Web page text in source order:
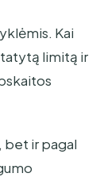
Kai
limitą ir
bet ir pagal